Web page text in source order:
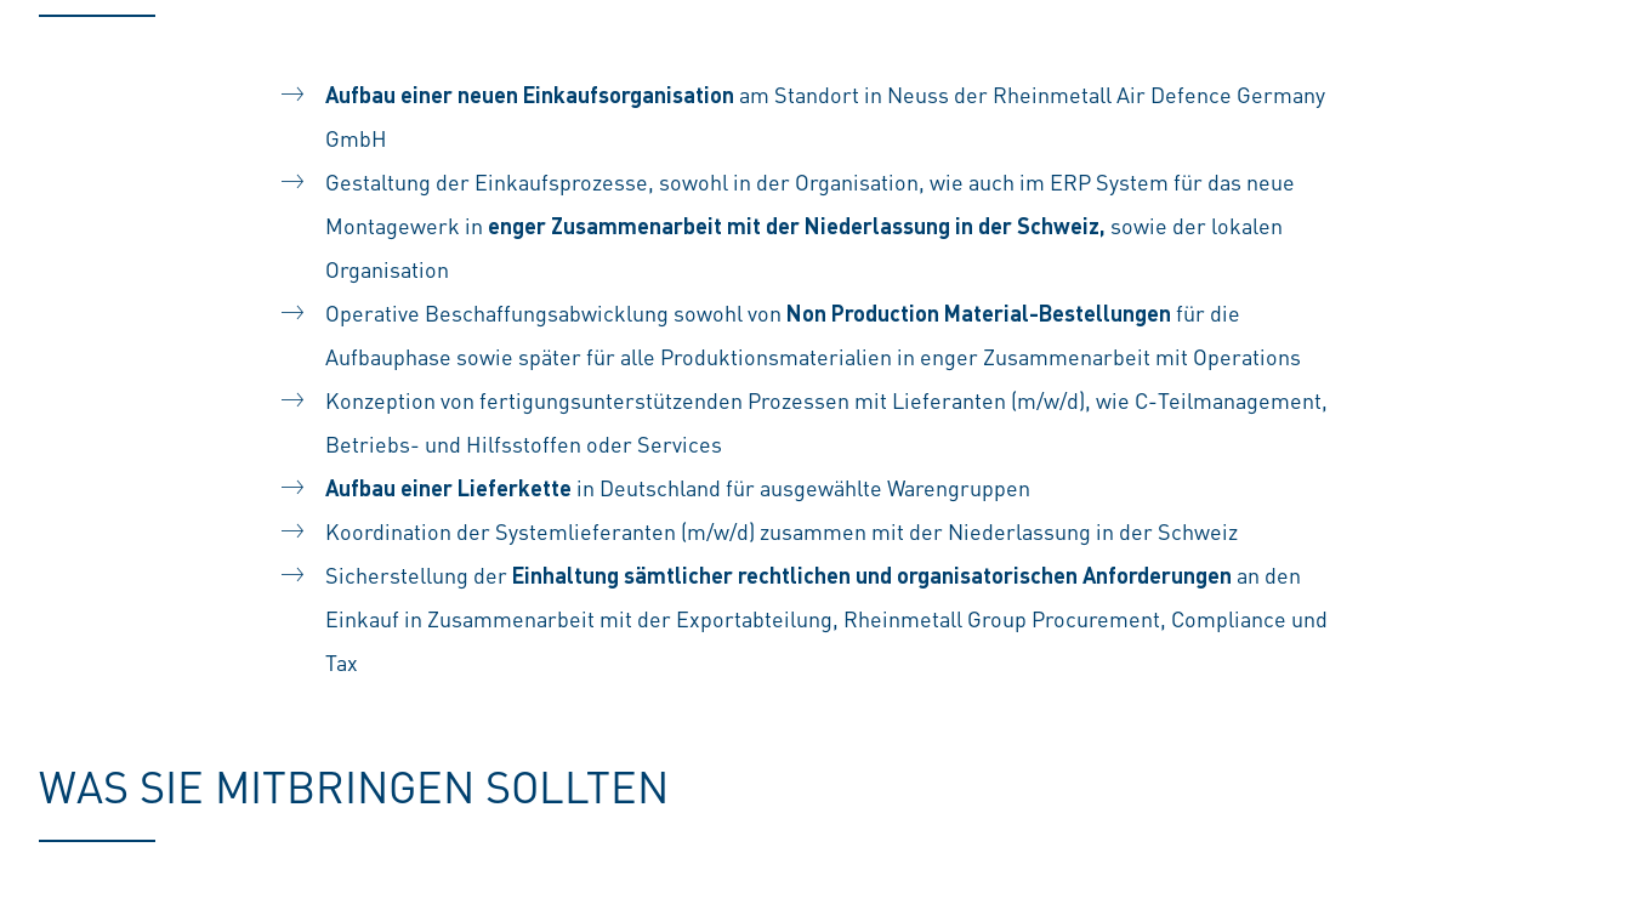
Aufbau einer neuen Einkaufsorganisation am Standort in Neuss der Rheinmetall Air Defence Germany
GmbH
Gestaltung der Einkaufsprozesse, sowohl in der Organisation, wie auch im ERP System für das neue
Montagewerk in enger Zusammenarbeit mit der Niederlassung in der Schweiz, sowie der lokalen
Organisation
Operative Beschaffungsabwicklung sowohl von Non Production Material-Bestellungen für die
Aufbauphase sowie später für alle Produktionsmaterialien in enger Zusammenarbeit mit Operations
Konzeption von fertigungsunterstützenden Prozessen mit Lieferanten (m/w/d), wie C-Teilmanagement,
Betriebs- und Hilfsstoffen oder Services
Aufbau einer Lieferkette in Deutschland für ausgewählte Warengruppen
Koordination der Systemlieferanten (m/w/d) zusammen mit der Niederlassung in der Schweiz
Sicherstellung der Einhaltung sämtlicher rechtlichen und organisatorischen Anforderungen an den
Einkauf in Zusammenarbeit mit der Exportabteilung, Rheinmetall Group Procurement, Compliance und
Tax
WAS SIE MITBRINGEN SOLLTEN